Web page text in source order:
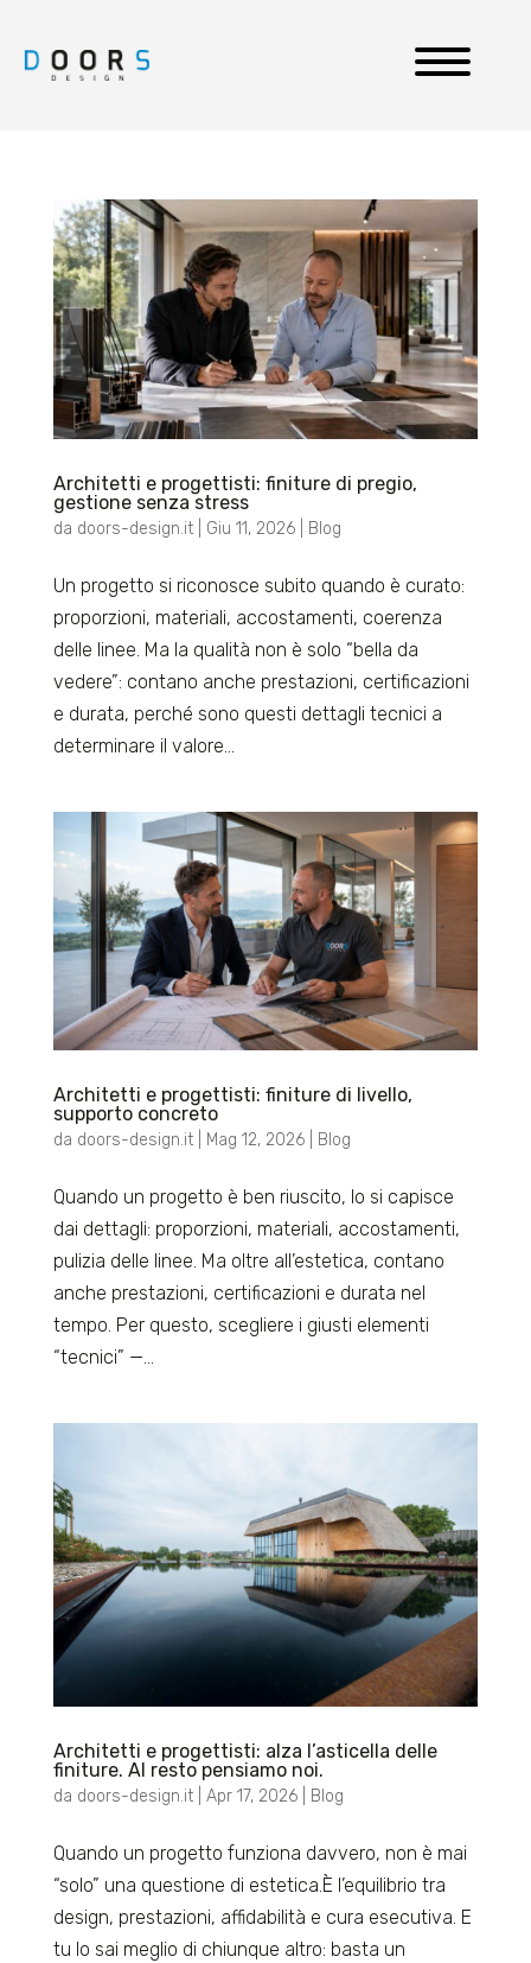
Architetti e progettisti: finiture di pregio,
gestione senza stress
da doors-design.it| Giu 11, 2026| Blog
Un progetto si riconosce subito quando è curato:
proporzioni, materiali, accostamenti, coerenza
delle linee. Ma la qualità non è solo “bella da
vedere”: contano anche prestazioni, certificazioni
e durata, perché sono questi dettagli tecnici a
determinare il valore...
Architetti e progettisti: finiture di livello,
supporto concreto
da doors-design.it| Mag 12, 2026| Blog
Quando un progetto è ben riuscito, lo si capisce
dai dettagli: proporzioni, materiali, accostamenti,
pulizia delle linee. Ma oltre all’estetica, contano
anche prestazioni, certificazioni e durata nel
tempo. Per questo, scegliere i giusti elementi
“tecnici” —...
Architetti e progettisti: alza l’asticella delle
finiture. Al resto pensiamo noi.
da doors-design.it| Apr 17, 2026| Blog
Quando un progetto funziona davvero, non è mai
“solo” una questione di estetica.È l’equilibrio tra
design, prestazioni, affidabilità e cura esecutiva. E
tu lo sai meglio di chiunque altro: basta un